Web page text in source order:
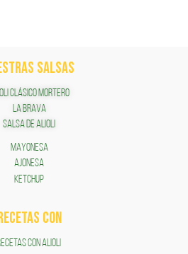
SALSAS
CLÁSICO MORTERO
LA BRAVA
SALSA DE ALIOLI
MAYONESA
AJONESA
KETCHUP
COn
CON ALIOLI